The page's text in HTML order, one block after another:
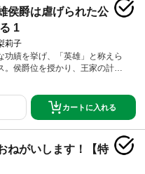
侯爵は虐げられた公
1
莉子
功績を挙げ、「英雄」と称えら
。侯爵位を授かり、王家の計ら
の噂が真実とは程遠く、彼女は
な女性だった――。次第に心を
んなある日、リーゼロッテのも
は、思いもよらない光景を目に
知らない騎士と虐げられた令嬢
リー！
カートに入れる
ねがいします！【特